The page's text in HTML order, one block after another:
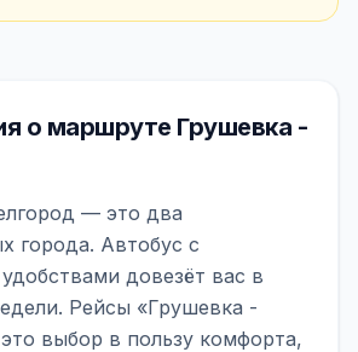
о маршруте Грушевка -
— это два
города. Автобус с
довезёт вас в
Рейсы «Грушевка -
выбор в пользу комфорта,